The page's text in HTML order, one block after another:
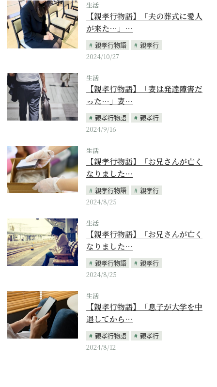
生活
【親孝行物語】「夫の葬式に愛人
が来た…」…
親孝行物語
親孝行
2024/10/27
生活
【親孝行物語】「妻は発達障害だ
った…」妻…
親孝行物語
親孝行
2024/9/16
生活
【親孝行物語】「お兄さんが亡く
なりました…
親孝行物語
親孝行
2024/8/25
生活
【親孝行物語】「お兄さんが亡く
なりました…
親孝行物語
親孝行
2024/8/25
生活
【親孝行物語】「息子が大学を中
退してから…
親孝行物語
親孝行
2024/8/12